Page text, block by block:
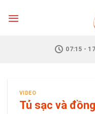
07:15 -
VIDEO
Tủ sạc và